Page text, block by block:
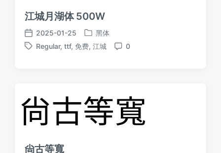
江城月湖体 500W
发
布
2025-01-25
发
布
黑体
标
Regular, ttf, 免费, 江城
评
0
尙古等寬